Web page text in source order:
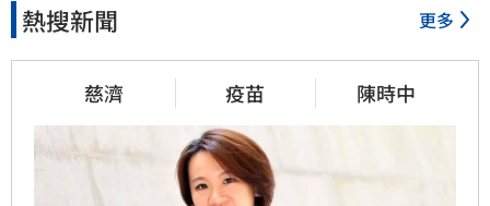
熱搜新聞 更多
慈濟 疫苗 陳時中